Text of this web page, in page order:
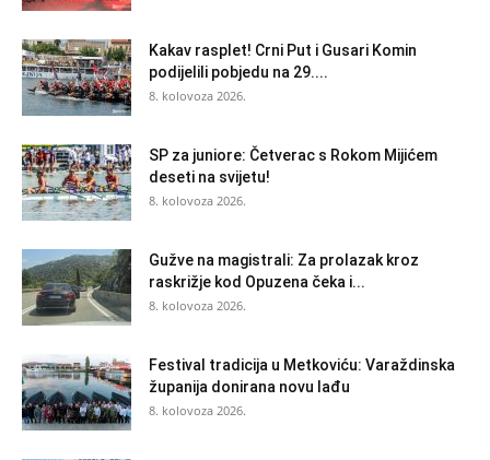
Kakav rasplet! Crni Put i Gusari Komin
podijelili pobjedu na 29....
8. kolovoza 2026.
SP za juniore: Četverac s Rokom Mijićem
deseti na svijetu!
8. kolovoza 2026.
Gužve na magistrali: Za prolazak kroz
raskrižje kod Opuzena čeka i...
8. kolovoza 2026.
Festival tradicija u Metkoviću: Varaždinska
županija donirana novu lađu
8. kolovoza 2026.